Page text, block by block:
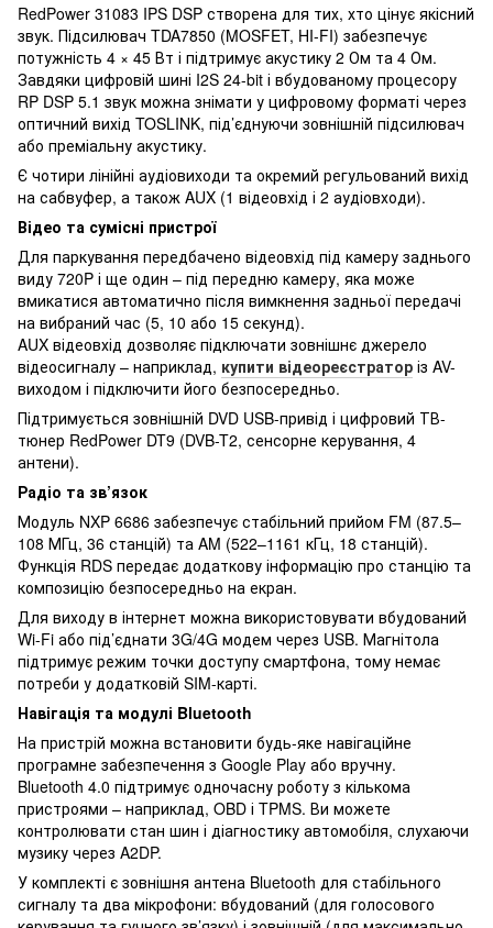
RedPower 31083 IPS DSP створена для тих, хто цінує якісний
звук. Підсилювач TDA7850 (MOSFET, HI-FI) забезпечує
потужність 4 × 45 Вт і підтримує акустику 2 Ом та 4 Ом.
Завдяки цифровій шині I2S 24-bit і вбудованому процесору
RP DSP 5.1 звук можна знімати у цифровому форматі через
оптичний вихід TOSLINK, під’єднуючи зовнішній підсилювач
або преміальну акустику.
Є чотири лінійні аудіовиходи та окремий регульований вихід
на сабвуфер, а також AUX (1 відеовхід і 2 аудіовходи).
Відео та сумісні пристрої
Для паркування передбачено відеовхід під камеру заднього
виду 720P і ще один – під передню камеру, яка може
вмикатися автоматично після вимкнення задньої передачі
на вибраний час (5, 10 або 15 секунд).
AUX відеовхід дозволяє підключати зовнішнє джерело
відеосигналу – наприклад, купити відеореєстратор із AV-
виходом і підключити його безпосередньо.
Підтримується зовнішній DVD USB-привід і цифровий ТВ-
тюнер RedPower DT9 (DVB-T2, сенсорне керування, 4
антени).
Радіо та зв’язок
Модуль NXP 6686 забезпечує стабільний прийом FM (87.5–
108 МГц, 36 станцій) та AM (522–1161 кГц, 18 станцій).
Функція RDS передає додаткову інформацію про станцію та
композицію безпосередньо на екран.
Для виходу в інтернет можна використовувати вбудований
Wi-Fi або під’єднати 3G/4G модем через USB. Магнітола
підтримує режим точки доступу смартфона, тому немає
потреби у додатковій SIM-карті.
Навігація та модулі Bluetooth
На пристрій можна встановити будь-яке навігаційне
програмне забезпечення з Google Play або вручну.
Bluetooth 4.0 підтримує одночасну роботу з кількома
пристроями – наприклад, OBD і TPMS. Ви можете
контролювати стан шин і діагностику автомобіля, слухаючи
музику через A2DP.
У комплекті є зовнішня антена Bluetooth для стабільного
сигналу та два мікрофони: вбудований (для голосового